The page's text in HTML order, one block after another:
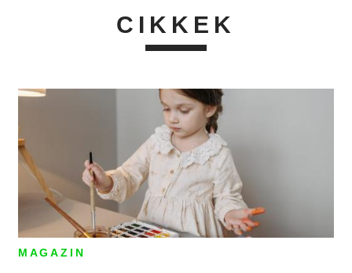
CIKKEK
MAGAZIN